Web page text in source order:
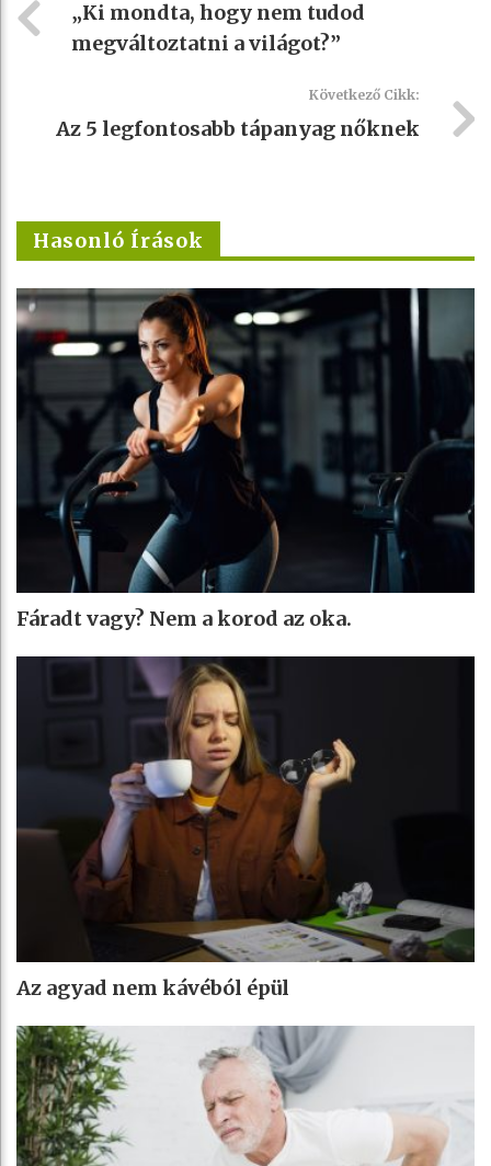
„Ki mondta, hogy nem tudod
megváltoztatni a világot?”
Következő Cikk:
Az 5 legfontosabb tápanyag nőknek
Hasonló Írások
Fáradt vagy? Nem a korod az oka.
Az agyad nem kávéból épül